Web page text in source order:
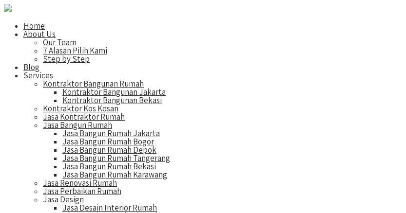
Home
About Us
Our Team
7 Alasan Pilih Kami
Step by Step
Blog
Services
Kontraktor Bangunan Rumah
Kontraktor Bangunan Jakarta
Kontraktor Bangunan Bekasi
Kontraktor Kos Kosan
Jasa Kontraktor Rumah
Jasa Bangun Rumah
Jasa Bangun Rumah Jakarta
Jasa Bangun Rumah Bogor
Jasa Bangun Rumah Depok
Jasa Bangun Rumah Tangerang
Jasa Bangun Rumah Bekasi
Jasa Bangun Rumah Karawang
Jasa Renovasi Rumah
Jasa Perbaikan Rumah
Jasa Design
Jasa Desain Interior Rumah